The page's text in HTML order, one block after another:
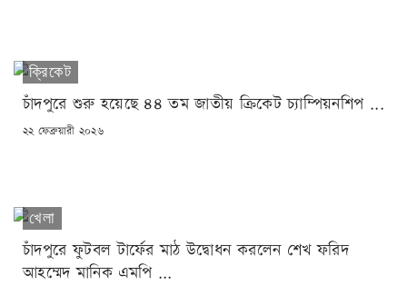
ক্রিকেট
চাঁদপুরে শুরু হয়েছে ৪৪ তম জাতীয় ক্রিকেট চ্যাম্পিয়নশিপ ...
POSTED
২২ ফেব্রুয়ারী ২০২৬
খেলা
চাঁদপুরে ফুটবল টার্ফের মাঠ উদ্বোধন করলেন শেখ ফরিদ
আহম্মেদ মানিক এমপি ...